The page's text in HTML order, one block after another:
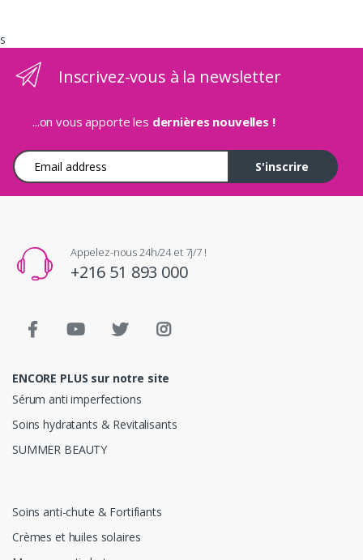
s
Inscrivez-vous à la newsletter
...on vous apporte les dernières nouvelles !
Adresse e-mail
S'inscrire
Appelez-nous 24h/24 et 7j/7 !
+216 51 893 000
ENCORE PLUS sur notre site
Sérum anti imperfections
Soins hydratants & Revitalisants
SUMMER BEAUTY
Soins anti-chute & Fortifiants
Crèmes et huiles solaires